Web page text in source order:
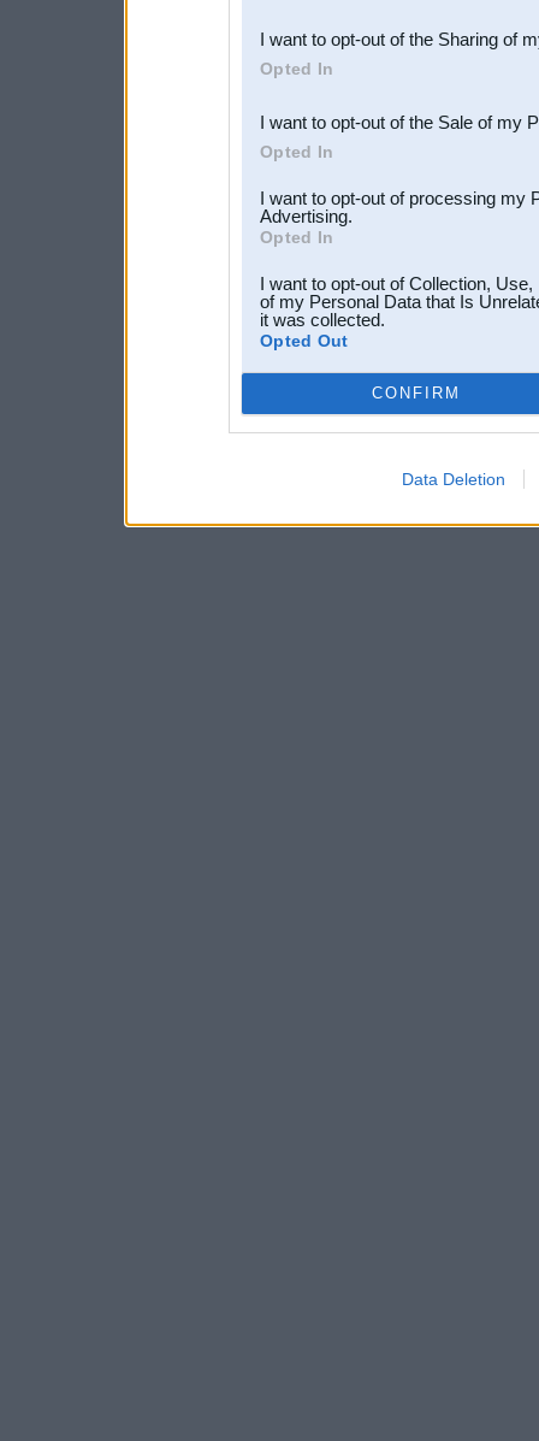
Downstream Participants
third parties.
I want to opt-out of the Sharing of
Opted In
I want to opt-out of the Sale of my
Opted In
I want to opt-out of processing my
Advertising.
Opted In
I want to opt-out of Collection,
of my Personal Data that Is
it was collected.
Opted Out
CONFIRM
Data Deletion